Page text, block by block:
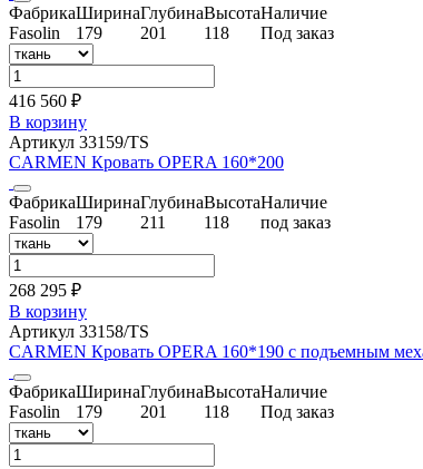
Фабрика
Fasolin
Ширина
179
Глубина
201
Высота
118
Наличие
Под заказ
416 560 ₽
В корзину
Артикул 33159/TS
CARMEN Кровать OPERA 160*200
Фабрика
Fasolin
Ширина
179
Глубина
211
Высота
118
Наличие
под заказ
268 295 ₽
В корзину
Артикул 33158/TS
CARMEN Кровать OPERA 160*190 с подъемным
Фабрика
Fasolin
Ширина
179
Глубина
201
Высота
118
Наличие
Под заказ